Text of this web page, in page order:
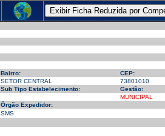
Bairro: CEP:
SETOR CENTRAL
73801010
Sub Tipo Estabelecimento:
Gestão:
MUNICIPAL
Órgão Expedidor:
SMS